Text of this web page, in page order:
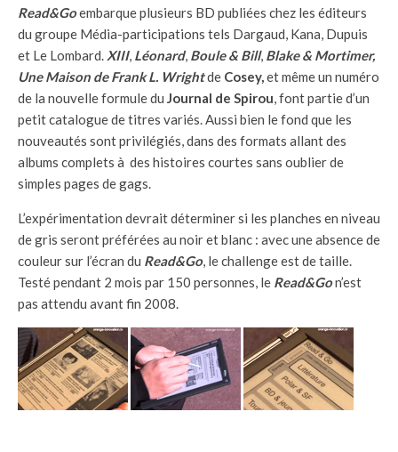
Read&Goembarque plusieurs BD publiées chez les éditeurs
du groupe Média-participations tels Dargaud, Kana, Dupuis
et Le Lombard. XIII, Léonard, Boule & Bill, Blake & Mortimer,
Une Maison de Frank L. Wrightde Cosey,et même un numéro
de la nouvelle formule du Journal de Spirou, font partie d’un
petit catalogue de titres variés. Aussi bien le fond que les
nouveautés sont privilégiés, dans des formats allant des
albums complets à des histoires courtes sans oublier de
simples pages de gags.
L’expérimentation devrait déterminer si les planches en niveau
de gris seront préférées au noir et blanc : avec une absence de
couleur sur l’écran du Read&Go, le challenge est de taille.
Testé pendant 2 mois par 150 personnes, le Read&Gon’est
pas attendu avant fin 2008.